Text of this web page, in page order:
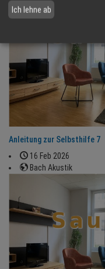
Anleitung zur Selbsthilfe 7
16 Feb 2026
Bach Akustik
Ich lehne ab